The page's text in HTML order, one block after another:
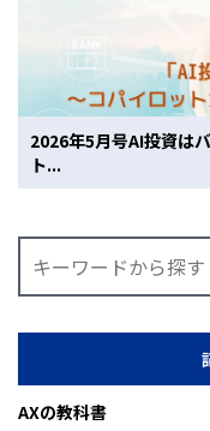
2026年5月号AI投資は
ト...
AXの教科書